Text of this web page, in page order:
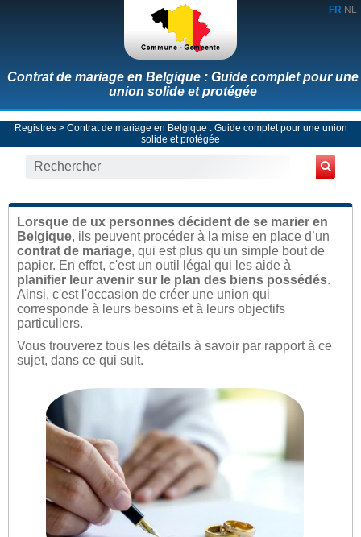
FR NL
Contrat de mariage en Belgique : Guide complet pour une
union solide et protégée
Registres> Contrat de mariage en Belgique : Guide complet pour une union
solide et protégée
Lorsque de ux personnes décident de se marier en
Belgique, ils peuvent procéder à la mise en place d’un
contrat de mariage, qui est plus qu'un simple bout de
papier. En effet, c'est un outil légal qui les aide à
planifier leur avenir sur le plan des biens possédés.
Ainsi, c'est l'occasion de créer une union qui
corresponde à leurs besoins et à leurs objectifs
particuliers.
Vous trouverez tous les détails à savoir par rapport à ce
sujet, dans ce qui suit.